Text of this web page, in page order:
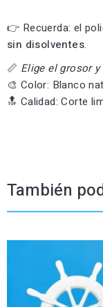
👉 Recuerda: el
sin disolventes.
📏 Elige el grosor
🎨 Color: Blanco
🔝 Calidad: Corte
También